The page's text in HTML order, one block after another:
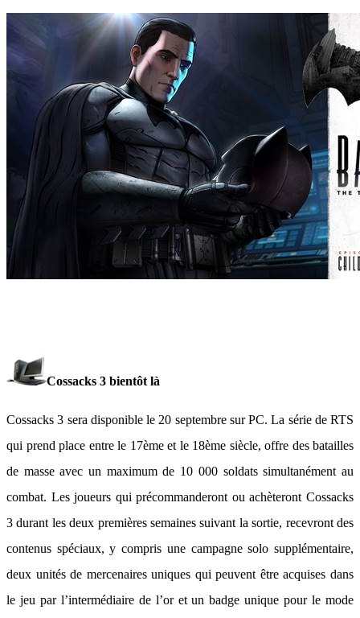
Cossacks 3 bientôt là
Cossacks 3 sera disponible le 20 septembre sur PC. La série de RTS
qui prend place entre le 17ème et le 18ème siècle, offre des batailles
de masse avec un maximum de 10 000 soldats simultanément au
combat. Les joueurs qui précommanderont ou achèteront Cossacks
3 durant les deux premières semaines suivant la sortie, recevront des
contenus spéciaux, y compris une campagne solo supplémentaire,
deux unités de mercenaires uniques qui peuvent être acquises dans
le jeu par l’intermédiaire de l’or et un badge unique pour le mode